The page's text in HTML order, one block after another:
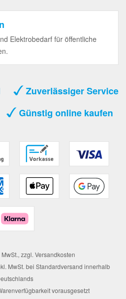
Elektrobedarf für öffentliche
Zuverlässiger Service
Günstig online kaufen
zzgl. Versandkosten
MwSt. bei Standardversand innerhalb
vorausgesetzt